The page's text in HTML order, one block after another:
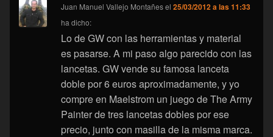
Juan Manuel Vallejo Montañesel25/03/2012 a las 11:33
ha dicho:
Lo de GW con las herramientas y material
es pasarse. A mi paso algo parecido con las
lancetas. GW vende su famosa lanceta
doble por 6 euros aproximadamente, y yo
compre en Maelstrom un juego de The Army
Painter de tres lancetas dobles por ese
precio, junto con masilla de la misma marca.